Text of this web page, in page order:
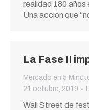
realidad 180
Una acción que
La Fase II
Mercado en 5
21 octubre, 2019
Wall Street de